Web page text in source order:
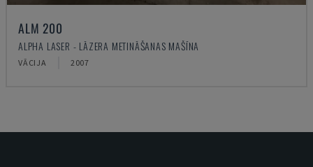
ALM 200
ALPHA LASER - LĀZERA METINĀŠANAS MAŠĪNA
VĀCIJA 2007